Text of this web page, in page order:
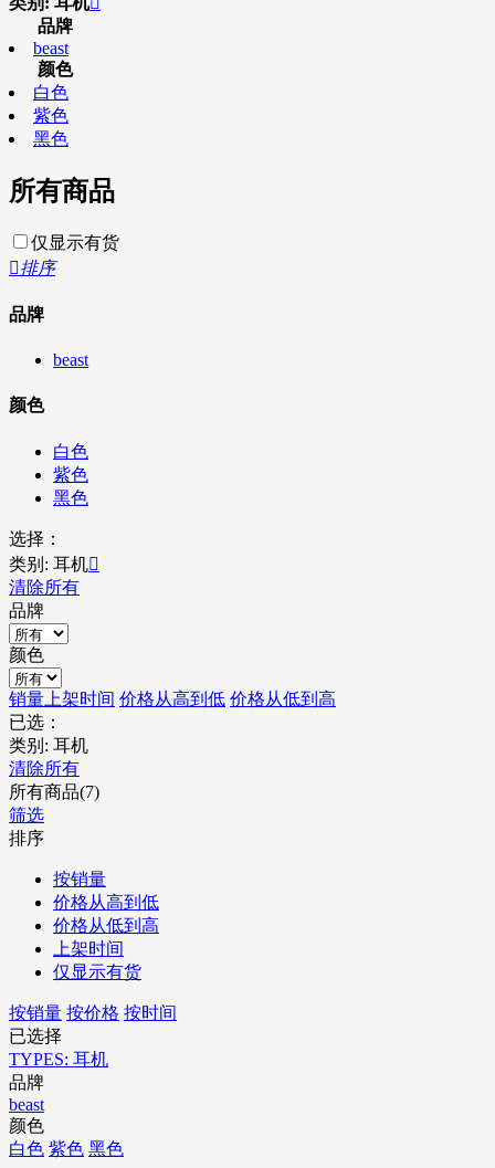
品牌
beast
颜色
白色
紫色
黑色
所有商品
仅显示有货
排序
品牌
beast
颜色
白色
紫色
黑色
选择：
类别: 耳机
清除所有
品牌
颜色
销量 上架时间 价格从高到低 价格从低到高
已选：
类别: 耳机
清除所有
所有商品(7)
筛选
排序
按销量
价格从高到低
价格从低到高
上架时间
仅显示有货
按销量 按价格 按时间
已选择
TYPES: 耳机
品牌
beast
颜色
白色 紫色 黑色